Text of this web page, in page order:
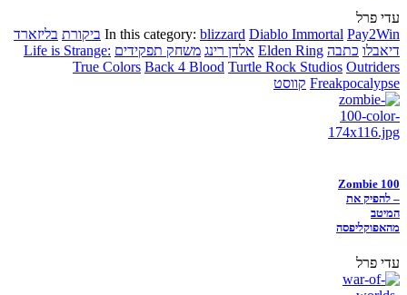
עדי פרל
In this category: blizzard Diablo Immortal Pay2Win ביקורת בליזארד
דיאבלו כתבה Elden Ring אלדן רינג משחק תפקידים Life is Strange:
True Colors Back 4 Blood Turtle Rock Studios Outriders
Freakpocalypse קווסט
Zombie 100
– להפיק את
המיטב
מהאפוקליפסה
עדי פרל